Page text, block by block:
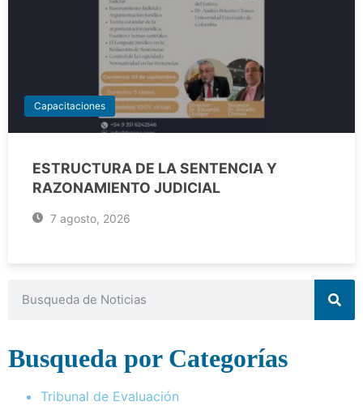
Capacitaciones
ESTRUCTURA DE LA SENTENCIA Y
RAZONAMIENTO JUDICIAL
7 agosto, 2026
Busqueda por Categorías
Tribunal de Evaluación